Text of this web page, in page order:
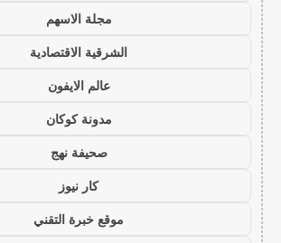
مجلة الاسهم
الشرقية الاقتصادية
عالم الايفون
مدونة كوكان
صحيفة نهج
كار نيوز
موقع خبرة التقني